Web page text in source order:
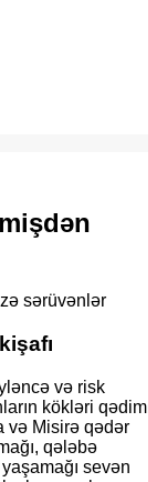
sərüvənlər
və risk
kökləri qədim
və Misirə qədər
qələbə
sevən